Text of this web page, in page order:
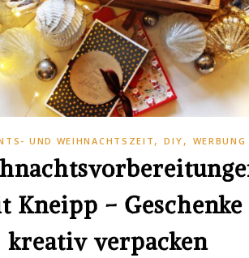
UND WEIHNACHTSZEIT ,DIY , WERBUNG
Kneipp – Geschenke
kreativ verpacken